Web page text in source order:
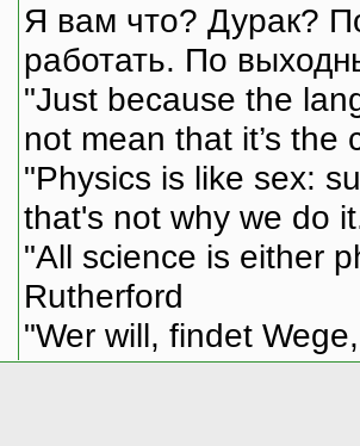
Я вам что? Дурак?
работать. По
"Just because the
not mean that it’s the
"Physics is like sex:
that's not why we do
"All science is either
Rutherford
"Wer will, findet